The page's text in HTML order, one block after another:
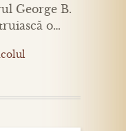
George B.
o…